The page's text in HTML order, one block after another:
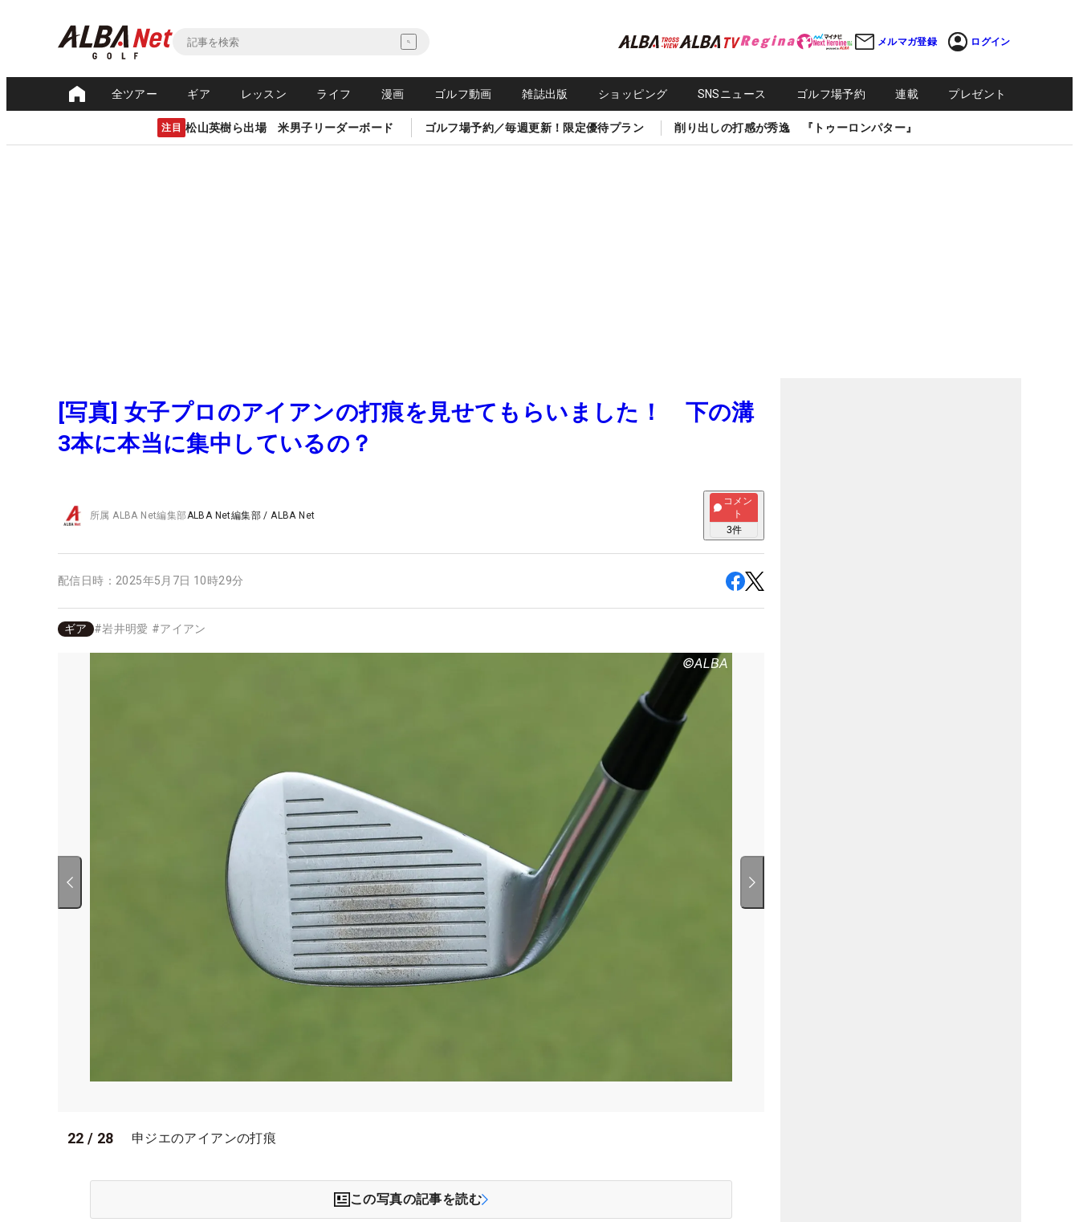
メルマガ登録 ログイン
全ツアー ギア レッスン ライフ 漫画 ゴルフ動画 雑誌出版 ショッピング SNSニュース ゴルフ場予約 連載 プレゼント
注目 松山英樹ら出場 米男子リーダーボード ゴルフ場予約／毎週更新！限定優待プラン 削り出しの打感が秀逸 『トゥーロンパター』
[写真] 女子プロのアイアンの打痕を見せてもらいました！ 下の溝
3本に本当に集中しているの？
所属ALBA Net編集部ALBA Net編集部 /ALBA Net
コメン
ト
3件
配信日時： 2025年5月7日 10時29分
ギア #岩井明愛 #アイアン
22 / 28 申ジエのアイアンの打痕
この写真の記事を読む